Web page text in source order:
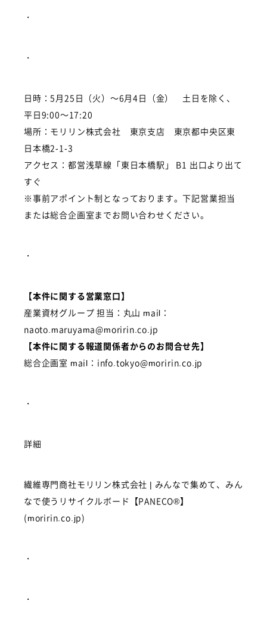
・
・
日時：5月25日（火）～6月4日（金） 土日を除く、
平日9:00～17:20
場所：モリリン株式会社 東京支店 東京都中央区東
日本橋2-1-3
アクセス：都営浅草線「東日本橋駅」 B1 出口より出て
すぐ
※事前アポイント制となっております。下記営業担当
または総合企画室までお問い合わせください。
・
【本件に関する営業窓口】
産業資材グループ 担当：丸山 mail：
naoto.maruyama@moririn.co.jp
【本件に関する報道関係者からのお問合せ先】
総合企画室 mail：info.tokyo@moririn.co.jp
・
詳細
繊維専門商社モリリン株式会社 | みんなで集めて、みん
なで使うリサイクルボード【PANECO®】
(moririn.co.jp)
・
・